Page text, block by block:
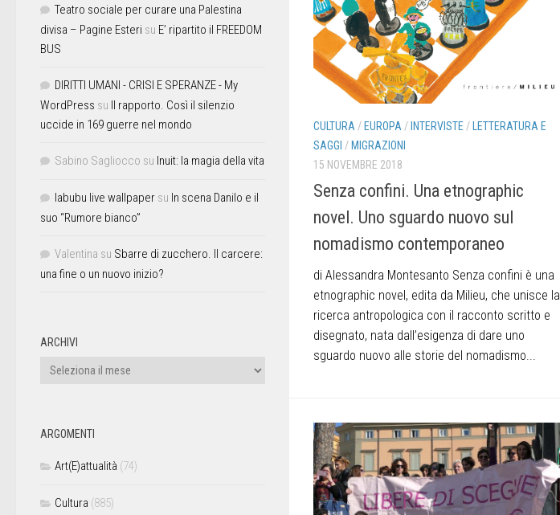
CULTURA / EUROPA / INTERVISTE /
LETTERATURA E
SAGGI / MIGRAZIONI
15 NOVEMBRE 2018
Senza confini. Una etnographic
novel. Uno sguardo nuovo sul
nomadismo contemporaneo
di Alessandra Montesanto Senza confini è una
etnographic novel, edita da Milieu, che unisce la
ricerca antropologica con il racconto scritto e
disegnato, nata dall’esigenza di dare uno
sguardo nuovo alle storie del nomadismo...
Teatro sociale per curare una Palestina
divisa – Pagine Esteri su E’ ripartito il FREEDOM
BUS
DIRITTI UMANI - CRISI E SPERANZE - My
WordPress su Il rapporto. Così il silenzio
uccide in 169 guerre nel mondo
Sabino Sagliocco su Inuit: la magia della vita
labubu live wallpaper su In scena Danilo e il
suo “Rumore bianco”
Valentina su Sbarre di zucchero. Il carcere:
una fine o un nuovo inizio?
ARCHIVI
ARGOMENTI
Art(E)attualità (74)
Cultura (885)